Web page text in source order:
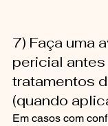
7) Faça uma
pericial antes
tratamentos
(quando
Em casos com